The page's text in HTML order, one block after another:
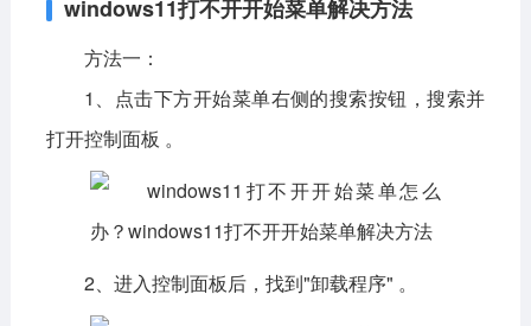
编程开发 教育教学
windows11打不开开始菜单解决方法
方法一：
1、点击下方开始菜单右侧的搜索按钮，搜索并
打开控制面板 。
2、进入控制面板后，找到"卸载程序" 。